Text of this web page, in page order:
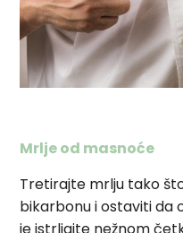
Mrlje od masnoće
Tretirajte mrlju tako
bikarbonu i ostaviti da
je istrljajte nežnom